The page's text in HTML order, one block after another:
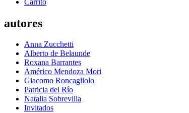
autores
Anna Zucchetti
Alberto de Belaunde
Roxana Barrantes
Américo Mendoza Mori
Giacomo Roncagliolo
Patricia del Río
Natalia Sobrevilla
Invitados